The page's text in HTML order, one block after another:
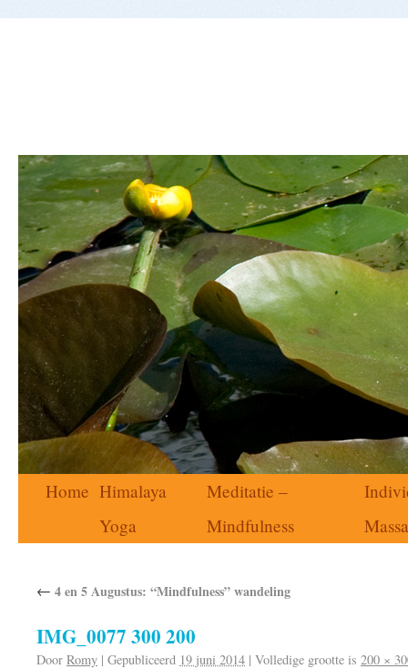
Home Himalaya
Yoga
Meditatie –
Mindfulness
← 4 en 5 Augustus: “Mindfulness” wandeling
IMG_0077 300 200
Door Romy | Gepubliceerd 19 juni 2014 | Volledige grootte is 200 ×